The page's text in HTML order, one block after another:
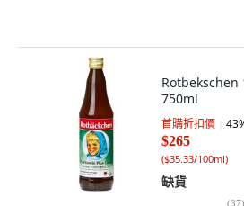
Rotbekschen
750ml
首購折扣價 43
$265
($35.33/100ml)
缺貨
(37)